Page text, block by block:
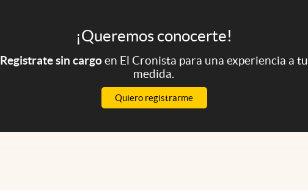
¡Queremos conocerte!
Registrate sin cargoen El Cronista para una experiencia a tu
medida.
Quiero registrarme